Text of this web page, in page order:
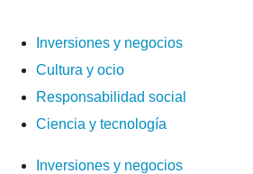
Inversiones y negocios
Cultura y ocio
Responsabilidad social
Ciencia y tecnología
Inversiones y negocios